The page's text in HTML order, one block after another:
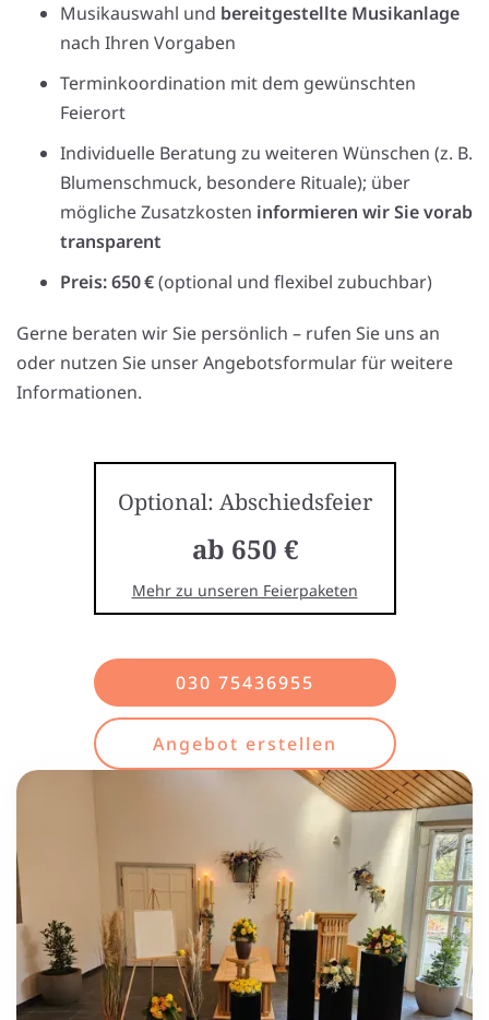
Musikauswahl und bereitgestellte Musikanlage
nach Ihren Vorgaben
Terminkoordination mit dem gewünschten
Feierort
Individuelle Beratung zu weiteren Wünschen (z. B.
Blumenschmuck, besondere Rituale); über
mögliche Zusatzkosten informieren wir Sie vorab
transparent
Preis: 650 €(optional und flexibel zubuchbar)
Gerne beraten wir Sie persönlich – rufen Sie uns an
oder nutzen Sie unser Angebotsformular für weitere
Informationen.
Optional: Abschiedsfeier
ab 650 €
Mehr zu unseren Feierpaketen
030 75436955
Angebot erstellen